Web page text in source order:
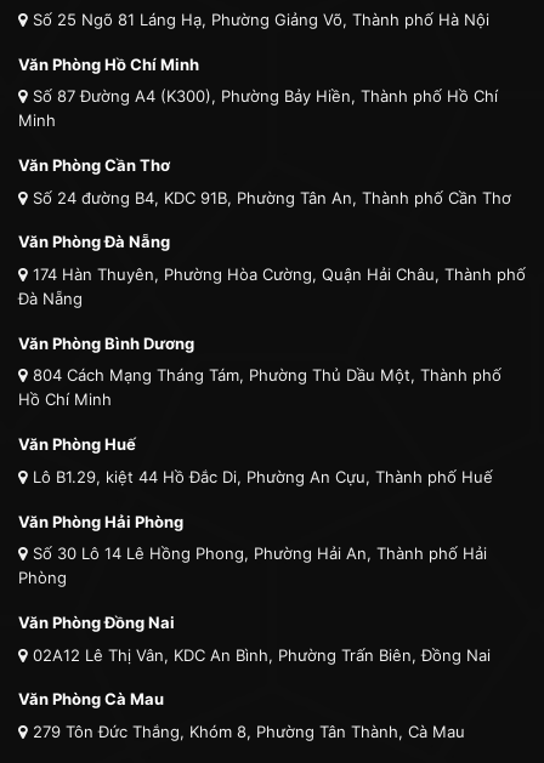
Số 25 Ngõ 81 Láng Hạ, Phường Giảng Võ, Thành phố Hà Nội
Văn Phòng Hồ Chí Minh
Số 87 Đường A4 (K300), Phường Bảy Hiền, Thành phố Hồ Chí
Minh
Văn Phòng Cần Thơ
Số 24 đường B4, KDC 91B, Phường Tân An, Thành phố Cần Thơ
Văn Phòng Đà Nẵng
174 Hàn Thuyên, Phường Hòa Cường, Quận Hải Châu, Thành phố
Đà Nẵng
Văn Phòng Bình Dương
804 Cách Mạng Tháng Tám, Phường Thủ Dầu Một, Thành phố
Hồ Chí Minh
Văn Phòng Huế
Lô B1.29, kiệt 44 Hồ Đắc Di, Phường An Cựu, Thành phố Huế
Văn Phòng Hải Phòng
Số 30 Lô 14 Lê Hồng Phong, Phường Hải An, Thành phố Hải
Phòng
Văn Phòng Đồng Nai
02A12 Lê Thị Vân, KDC An Bình, Phường Trấn Biên, Đồng Nai
Văn Phòng Cà Mau
279 Tôn Đức Thắng, Khóm 8, Phường Tân Thành, Cà Mau